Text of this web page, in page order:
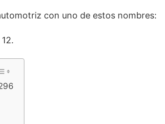
con uno de estos nombres: